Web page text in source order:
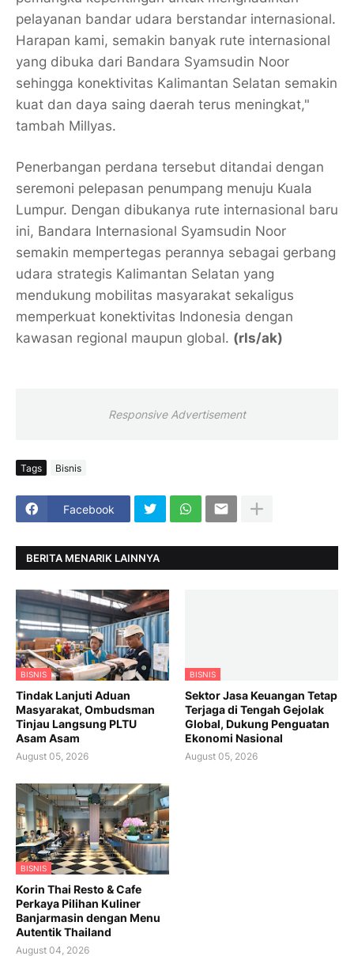
pelayanan bandar udara berstandar internasional.
Harapan kami, semakin banyak rute internasional
yang dibuka dari Bandara Syamsudin Noor
sehingga konektivitas Kalimantan Selatan semakin
kuat dan daya saing daerah terus meningkat,"
tambah Millyas.
Penerbangan perdana tersebut ditandai dengan
seremoni pelepasan penumpang menuju Kuala
Lumpur. Dengan dibukanya rute internasional baru
ini, Bandara Internasional Syamsudin Noor
semakin mempertegas perannya sebagai gerbang
udara strategis Kalimantan Selatan yang
mendukung mobilitas masyarakat sekaligus
memperkuat konektivitas Indonesia dengan
kawasan regional maupun global. (rls/ak)
Responsive Advertisement
Tags Bisnis
Facebook
BERITA MENARIK LAINNYA
BISNIS
Tindak Lanjuti Aduan
Masyarakat, Ombudsman
Tinjau Langsung PLTU
Asam Asam
August 05, 2026
BISNIS
Sektor Jasa Keuangan Tetap
Terjaga di Tengah Gejolak
Global, Dukung Penguatan
Ekonomi Nasional
August 05, 2026
BISNIS
Korin Thai Resto & Cafe
Perkaya Pilihan Kuliner
Banjarmasin dengan Menu
Autentik Thailand
August 04, 2026